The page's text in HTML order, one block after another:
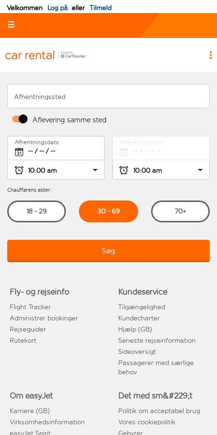
Velkommen Log på eller Tilmeld
☰
Afhentningssted
Aflevering samme sted
Afhentningsdato
Chaufførens alder:
18 - 29 30 - 69 70+
Søg
Fly- og rejseinfo
Flight Tracker
Administrer bookinger
Rejseguider
Rutekort
Kundeservice
Tilgængelighed
Kundecharter
Hjælp (GB)
Seneste rejseinformation
Sideoversigt
Passagerer med særlige
behov
Om easyJet
Karriere (GB)
Virksomhedsinformation
easyJet Spirit
Det med sm&#229;t
Politik om acceptabel brug
Vores cookiepolitik
Gebyrer